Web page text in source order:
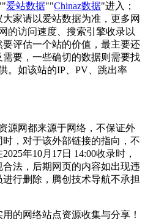
爱站数据""Chinaz数据"进入；
家请以爱站数据为准，更多网
的访问速度、搜索引擎收录以
评估一个站的价值，最主要还
要，一些确切的数据则需要找
。如该站的IP、PV、跳出率
源网都来源于网络，不保证外
，对于该外部链接的指向，不
年10月17日 14:00收录时，
法，后期网页的内容如出现违
行删除，腾创技术导航不承担
的网络站点资源收集与分享！